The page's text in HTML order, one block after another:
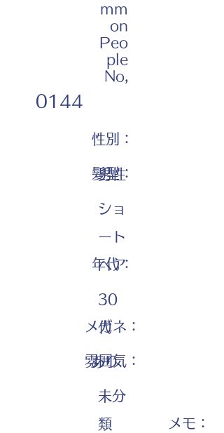
mm
on
Peo
ple
No,
0144
性別：
男性
髪型：
ショ
ート
ヘア
年代：
30
代
メガネ：
あり
雰囲気：
未分
類
​メモ：